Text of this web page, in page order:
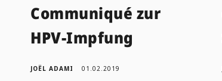
Communiqué zur
HPV-Impfung
JOËL ADAMI 01.02.2019